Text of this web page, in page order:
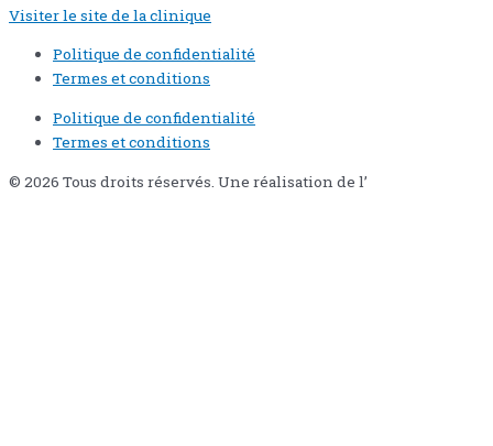
Visiter le site de la clinique
Politique de confidentialité
Termes et conditions
Politique de confidentialité
Termes et conditions
© 2026 Tous droits réservés. Une réalisation de l’